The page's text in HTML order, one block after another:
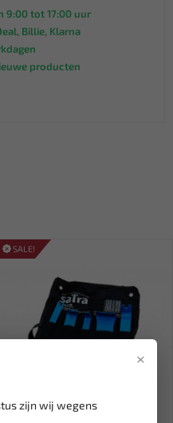
×
zijn wij wegens
9:00 tot 17:00 uur
Billie, Klarna
producten
SALE!
Leverbaar